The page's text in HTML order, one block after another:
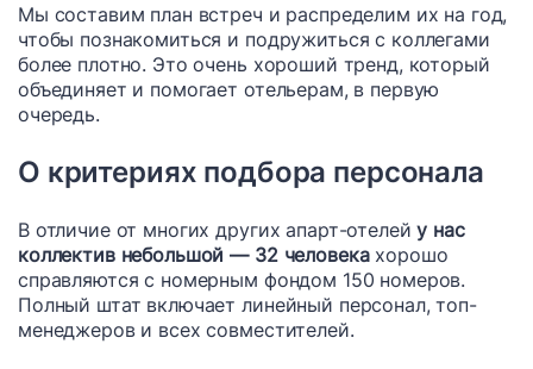
Мы составим план встреч и распределим их на год,
чтобы познакомиться и подружиться с коллегами
более плотно. Это очень хороший тренд, который
объединяет и помогает отельерам, в первую
очередь.
О критериях подбора персонала
В отличие от многих других апарт-отелейу нас
коллектив небольшой — 32 человекахорошо
справляются с номерным фондом 150 номеров.
Полный штат включает линейный персонал, топ-
менеджеров и всех совместителей.